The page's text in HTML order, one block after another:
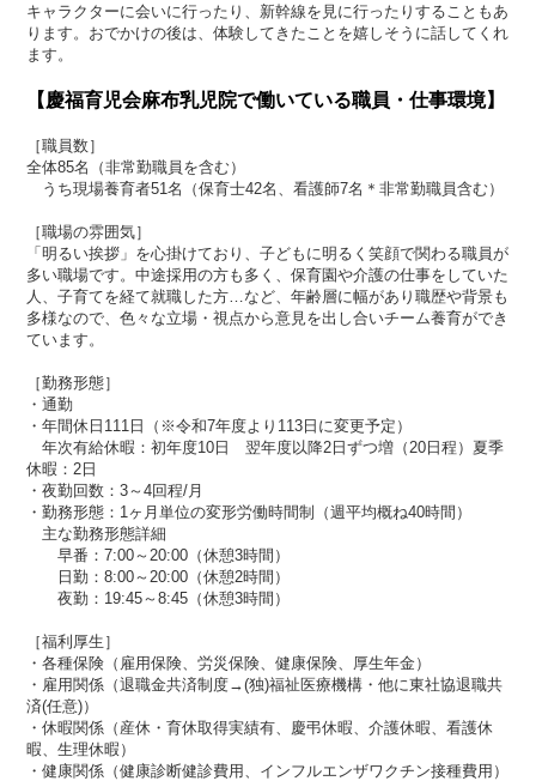
キャラクターに会いに行ったり、新幹線を見に行ったりすることもあ
ります。おでかけの後は、体験してきたことを嬉しそうに話してくれ
ます。
【慶福育児会麻布乳児院で働いている職員・仕事環境】
［職員数］
全体85名（非常勤職員を含む）
うち現場養育者51名（保育士42名、看護師7名＊非常勤職員含む）
［職場の雰囲気］
「明るい挨拶」を心掛けており、子どもに明るく笑顔で関わる職員が
多い職場です。中途採用の方も多く、保育園や介護の仕事をしていた
人、子育てを経て就職した方…など、年齢層に幅があり職歴や背景も
多様なので、色々な立場・視点から意見を出し合いチーム養育ができ
ています。
［勤務形態］
・通勤
・年間休日111日（※令和7年度より113日に変更予定）
年次有給休暇：初年度10日 翌年度以降2日ずつ増（20日程）夏季
休暇：2日
・夜勤回数：3～4回程/月
・勤務形態：1ヶ月単位の変形労働時間制（週平均概ね40時間）
主な勤務形態詳細
早番：7:00～20:00（休憩3時間）
日勤：8:00～20:00（休憩2時間）
夜勤：19:45～8:45（休憩3時間）
［福利厚生］
・各種保険（雇用保険、労災保険、健康保険、厚生年金）​​
・雇用関係（退職金共済制度→(独)福祉医療機構・他に東社協退職共
済(任意)）
・休暇関係（産休・育休取得実績有、慶弔休暇​​、介護休暇、看護休
暇、生理休暇）
・健康関係（健康診断健診費用、インフルエンザワクチン接種費用）